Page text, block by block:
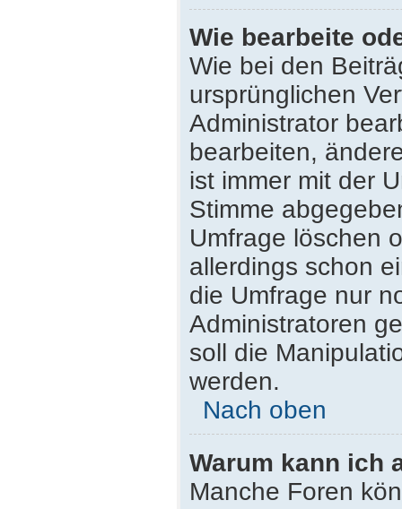
Wie bearbeite
Wie bei den
ursprünglichen
Administrator
bearbeiten,
ist immer mit der
Stimme
Umfrage löschen
allerdings schon
die Umfrage nur
Administratoren
soll die
werden.
Nach oben
Warum kann ich
Manche Foren